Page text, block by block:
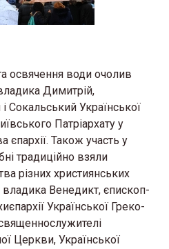
освячення води очолив
Димитрій,
Сокальський Української
Патріархату у
єпархії. Також участь у
традиційно взяли
різних християнських
владика Венедикт, єпископ-
Української Греко-
Церкви, Української